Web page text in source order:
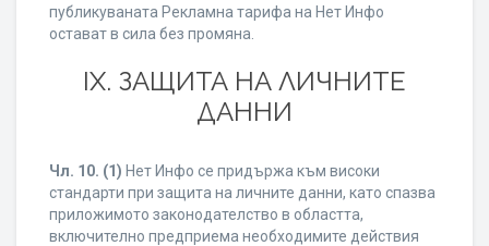
публикуваната Рекламна тарифа на Нет Инфо
остават в сила без промяна.
IХ. ЗАЩИТА НА ЛИЧНИТЕ
ДАННИ
Чл. 10. (1) Нет Инфо се придържа към високи
стандарти при защита на личните данни, като спазва
приложимото законодателство в областта,
включително предприема необходимите действия